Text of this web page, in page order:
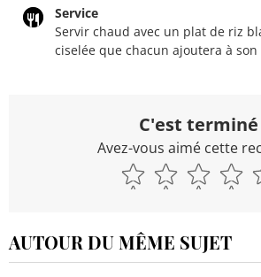
Service
Servir chaud avec un plat de riz
ciselée que chacun ajoutera à son
C'est terminé
Avez-vous aimé cette
AUTOUR DU MÊME SUJET